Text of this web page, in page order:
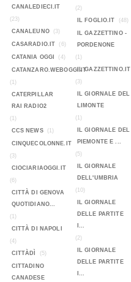
CANALEDIECI.IT
(23)
CANALEUNO
(3)
CASARADIO.IT (6)
CATANIA OGGI (4)
CATANZARO.WEBOGGI.IT
(1)
CATERPILLAR
RAI RADIO2
(1)
CCS NEWS
(1)
CINQUECOLONNE.IT
(3)
CIOCIARIAOGGI.IT
(6)
CITTÀ DI GENOVA
QUOTIDIANO...
(1)
CITTÀ DI NAPOLI
(4)
CITTÀDÌ
(5)
CITTADINO
CANADESE
(2)
IL FOGLIO.IT
(48)
IL GAZZETTINO -
PORDENONE
(1)
IL GAZZETTINO.IT
(3)
IL GIORNALE DEL
LIMONTE
(1)
IL GIORNALE DEL
PIEMONTE E ...
(5)
IL GIORNALE
DELL'UMBRIA
(10)
IL GIORNALE
DELLE PARTITE
I...
(2)
IL GIORNALE
DELLE PARTITE
I...